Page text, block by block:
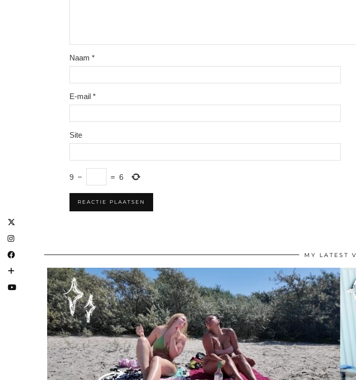
Naam *
E-mail *
Site
9 − = 6
MY LATEST